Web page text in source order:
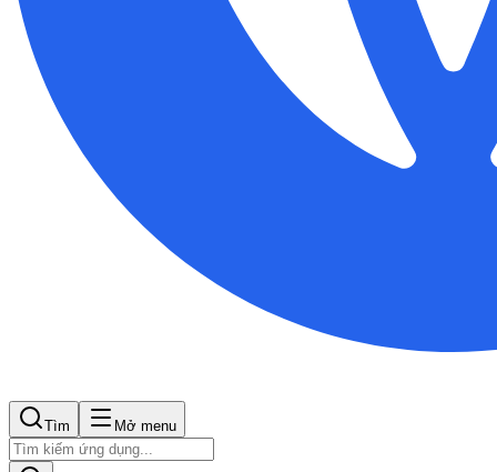
Tìm Mở menu